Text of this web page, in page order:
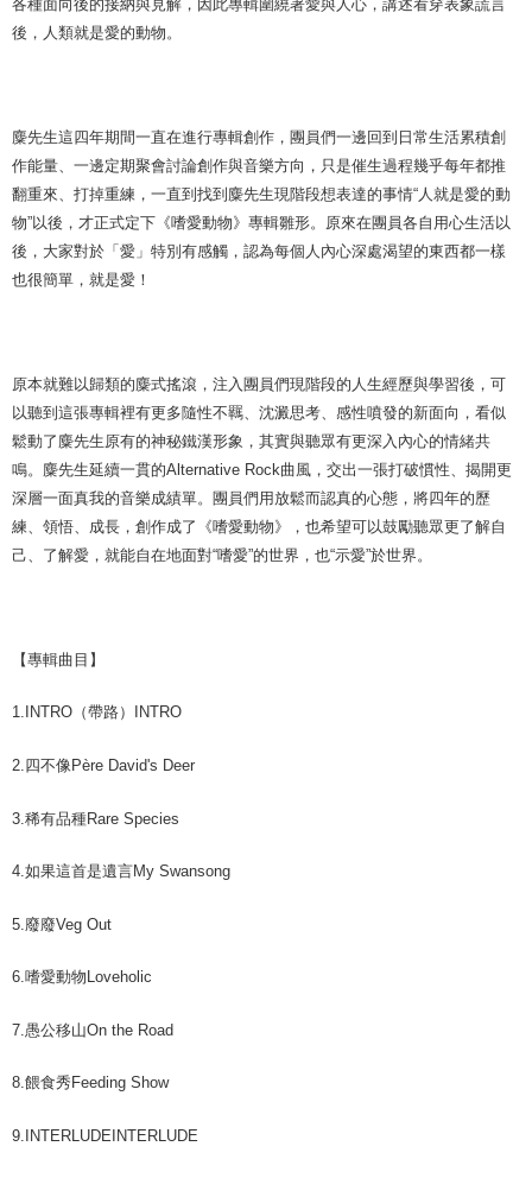
各種面向後的接納與見解，因此專輯圍繞著愛與人心，講述看穿表象謊言
後，人類就是愛的動物。
麋先生這四年期間一直在進行專輯創作，團員們一邊回到日常生活累積創
作能量、一邊定期聚會討論創作與音樂方向，只是催生過程幾乎每年都推
翻重來、打掉重練，一直到找到麋先生現階段想表達的事情“人就是愛的動
物”以後，才正式定下《嗜愛動物》專輯雛形。原來在團員各自用心生活以
後，大家對於「愛」特別有感觸，認為每個人內心深處渴望的東西都一樣
也很簡單，就是愛！
原本就難以歸類的麋式搖滾，注入團員們現階段的人生經歷與學習後，可
以聽到這張專輯裡有更多隨性不羈、沈澱思考、感性噴發的新面向，看似
鬆動了麋先生原有的神秘鐵漢形象，其實與聽眾有更深入內心的情緒共
鳴。麋先生延續一貫的Alternative Rock曲風，交出一張打破慣性、揭開更
深層一面真我的音樂成績單。團員們用放鬆而認真的心態，將四年的歷
練、領悟、成長，創作成了《嗜愛動物》，也希望可以鼓勵聽眾更了解自
己、了解愛，就能自在地面對“嗜愛”的世界，也“示愛”於世界。
【專輯曲目】
1. INTRO（帶路） INTRO
2. 四不像 Père David's Deer
3. 稀有品種Rare Species ‭ ‬‬‬‬‬‬‬‬
4.如果這首是遺言My Swansong
5. 廢廢‭‬Veg Out‬‬‬‬‬‬‬
6.嗜愛動物 Loveholic
7. 愚公移山On the Road‭ ‬‬‬‬‬‬‬‬
8.餵食秀 Feeding Show
9. INTERLUDE INTERLUDE